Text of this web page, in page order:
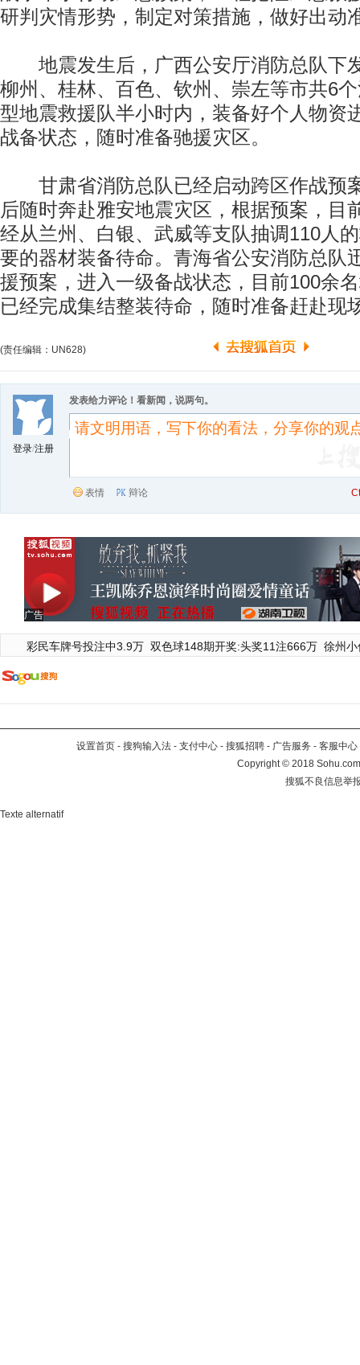
研判灾情形势，制定对策措施，做好出动
地震发生后，广西公安厅消防总队下
柳州、桂林、百色、钦州、崇左等市共6
型地震救援队半小时内，装备好个人物资
战备状态，随时准备驰援灾区。
甘肃省消防总队已经启动跨区作战预
后随时奔赴雅安地震灾区，根据预案，目
经从兰州、白银、武威等支队抽调110人
要的器材装备待命。青海省公安消防总队
援预案，进入一级备战状态，目前100余
已经完成集结整装待命，随时准备赶赴现
(责任编辑：UN628)
登录/注册
发表给力评论！看新闻，说两句。
表情 辩论
广告
彩民车牌号投注中3.9万 双色球148期开奖:头奖11注666万 徐州
设置首页 - 搜狗输入法 - 支付中心 - 搜狐招聘 - 广告服务 - 客服中心
Copyright©2018
搜狐不良信息举
Texte alternatif